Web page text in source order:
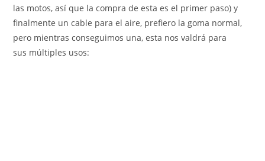
las motos, así que la compra de esta es el primer paso) y
finalmente un cable para el aire, prefiero la goma normal,
pero mientras conseguimos una, esta nos valdrá para
sus múltiples usos: